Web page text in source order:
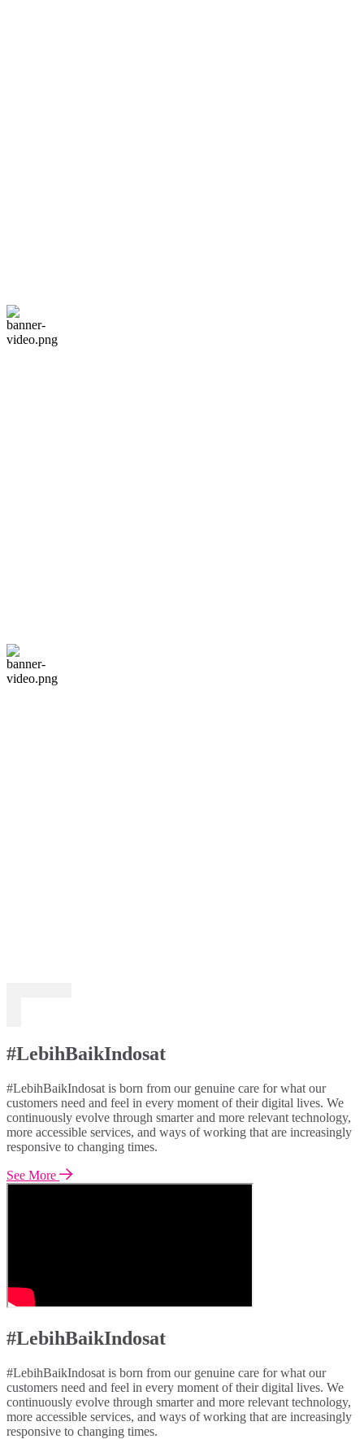
#LebihBaikIndosat
#LebihBaikIndosat is born from our genuine care for what our
customers need and feel in every moment of their digital lives. We
continuously evolve through smarter and more relevant technology,
more accessible services, and ways of working that are increasingly
responsive to changing times.
See More
#LebihBaikIndosat
#LebihBaikIndosat is born from our genuine care for what our
customers need and feel in every moment of their digital lives. We
continuously evolve through smarter and more relevant technology,
more accessible services, and ways of working that are increasingly
responsive to changing times.